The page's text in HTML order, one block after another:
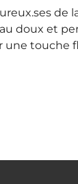
de
doux et
une touche